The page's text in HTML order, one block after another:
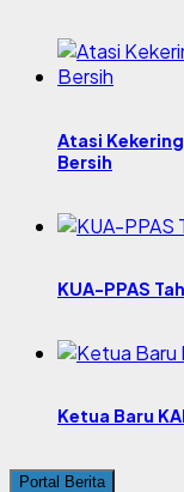
Atasi
Bersih
KUA-PPAS
Ketua Baru
Portal Berita